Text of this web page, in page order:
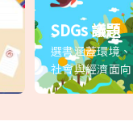
SDGs 議題
選書涵蓋環境、
社會與經濟面向